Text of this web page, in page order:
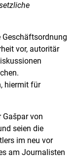
Geschäftsordnung
vor, autoritär
hiermit für
Gašpar von
seien die
im neu vor
am Journalisten